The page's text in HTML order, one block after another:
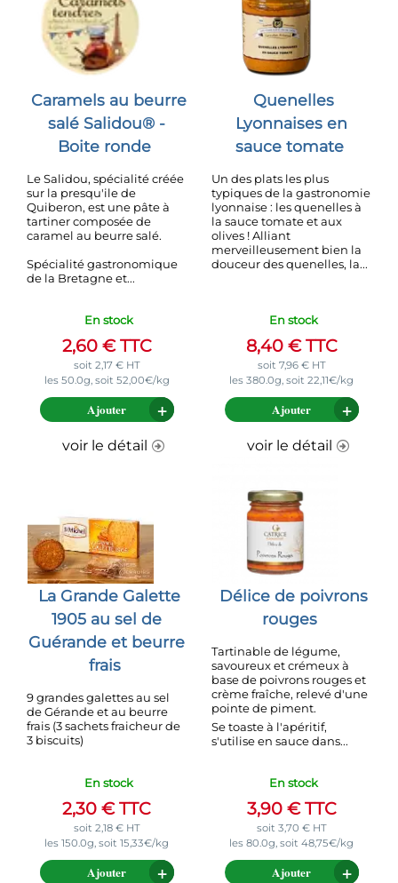
Caramels au beurre
salé Salidou® -
Boite ronde
Le Salidou, spécialité créée
sur la presqu'ile de
Quiberon, est une pâte à
tartiner composée de
caramel au beurre salé.
Spécialité gastronomique
de la Bretagne et...
En stock
2,60 €TTC
soit 2,17 €HT
les 50.0g, soit 52,00€/kg
Ajouter
voir le détail
Quenelles
Lyonnaises en
sauce tomate
Un des plats les plus
typiques de la gastronomie
lyonnaise : les quenelles à
la sauce tomate et aux
olives ! Alliant
merveilleusement bien la
douceur des quenelles, la...
En stock
8,40 €TTC
soit 7,96 €HT
les 380.0g, soit 22,11€/kg
Ajouter
voir le détail
La Grande Galette
1905 au sel de
Guérande et beurre
frais
9 grandes galettes au sel
de Gérande et au beurre
frais (3 sachets fraicheur de
3 biscuits)
En stock
2,30 €TTC
soit 2,18 €HT
les 150.0g, soit 15,33€/kg
Ajouter
Délice de poivrons
rouges
Tartinable de légume,
savoureux et crémeux à
base de poivrons rouges et
crème fraîche, relevé d'une
pointe de piment.
Se toaste à l'apéritif,
s'utilise en sauce dans...
En stock
3,90 €TTC
soit 3,70 €HT
les 80.0g, soit 48,75€/kg
Ajouter